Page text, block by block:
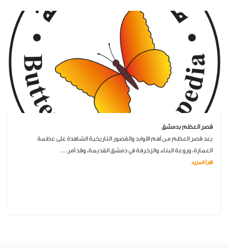
قصر العظم بدمشق
يعد قصر العظم من أهم الأوابد والقصور التاريخية الشاهدة على عظمة
العمارة، وروعة البناء والزخرفة في دمشق القديمة، وقد أمر...
اقرأ المزيد